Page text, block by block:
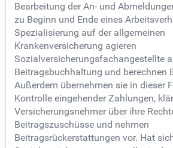
Bearbeitung der An- und
zu Beginn und Ende eines
Spezialisierung auf der allgemeinen
Krankenversicherung agieren
Sozialversicherungsfachangestellte
Beitragsbuchhaltung und berechnen
Außerdem übernehmen sie in dieser
Kontrolle eingehender Zahlungen,
Versicherungsnehmer über ihre
Beitragszuschüsse und nehmen
Beitragsrückerstattungen vor. Hat